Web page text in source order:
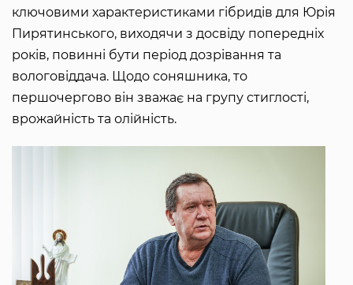
ключовими характеристиками гібридів для Юрія
Пирятинського, виходячи з досвіду попередніх
років, повинні бути період дозрівання та
вологовіддача. Щодо соняшника, то
першочергово він зважає на групу стиглості,
врожайність та олійність.